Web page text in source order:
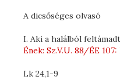
A dicsőséges olvasó
I. Aki a halálból feltámadt
Ének: Sz.V.U. 88/ÉE
Lk 24,1-9